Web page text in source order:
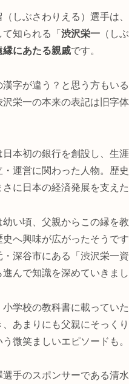
しぶさわりえる）選手は、
て知られる「 渋沢栄一 （し
縁にあたる親戚です。
漢字が違う？と思う方もい
栄一の本来の表記は旧字体
日本初の銀行を創設し、生
・運営に関わった人物。歴
に日本の経済発展を支えた
幼い頃、父親からこの縁を
史へ興味が広がったそうで
・深谷市にある「渋沢栄一
進んで知識を深めていきまし
小学校の教科書に載ってい
、あまりにも父親にそっく
微笑ましいエピソードも。
選手のスポンサーである清